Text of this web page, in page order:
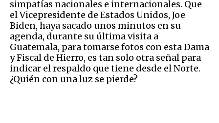
simpatías nacionales e internacionales. Que
el Vicepresidente de Estados Unidos, Joe
Biden, haya sacado unos minutos en su
agenda, durante su última visita a
Guatemala, para tomarse fotos con esta Dama
y Fiscal de Hierro, es tan solo otra señal para
indicar el respaldo que tiene desde el Norte.
¿Quién con una luz se pierde?